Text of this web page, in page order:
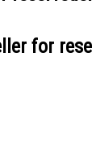
for